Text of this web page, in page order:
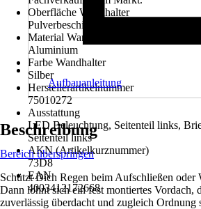
Oberfläche Wandhalter
Pulverbeschichtet
Material Wandhalter
Aluminium
Farbe Wandhalter
Silber
Herstellerartikelnummer
75010272
Ausstattung
LED Beleuchtung, Seitenteil links,
Seitenteil links
AKN (Artikelkurznummer)
73D8
EAN
4003412172668
Aufbauanleitung
Beschreibung
Bereich überspringen
Schützt Dich Regen beim Aufschließen oder
Dann lohnt sich ein fest montiertes Vordach,
zuverlässig überdacht und zugleich Ordnung